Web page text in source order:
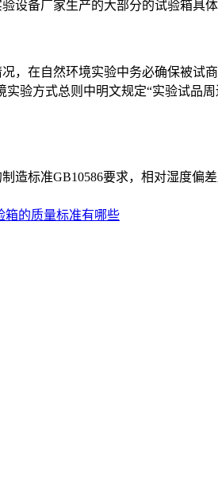
备厂家生产的大部分的试验箱具
在自然环境实验中务必确保被试
实验方式总则中明文规定“实验试
标准GB10586要求，相对湿度偏
箱的质量标准有哪些